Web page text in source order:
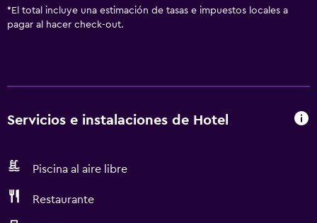
* El total incluye una estimación de tasas e impuestos locales a
pagar al hacer check-out.
Servicios e instalaciones de Hotel
Piscina al aire libre
Restaurante